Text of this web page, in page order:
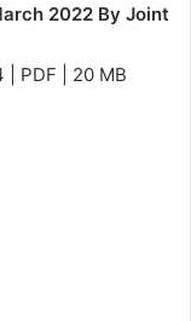
2022 By Joint
| PDF | 20 MB